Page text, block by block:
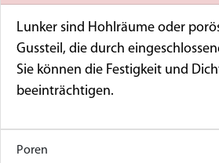
Lunker sind Hohlräume oder
Gussteil, die durch
Sie können die Festigkeit und
beeinträchtigen.
Poren